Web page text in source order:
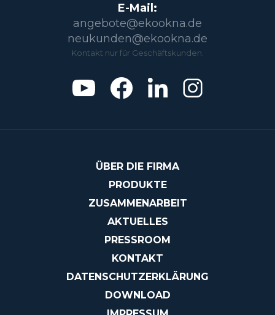
E-Mail:
angebote@ekookna.de
neukunden@ekookna.de
Kontakt nur für Geschäftskunden.
ÜBER DIE FIRMA
PRODUKTE
ZUSAMMENARBEIT
AKTUELLES
PRESSROOM
KONTAKT
DATENSCHUTZERKLÄRUNG
DOWNLOAD